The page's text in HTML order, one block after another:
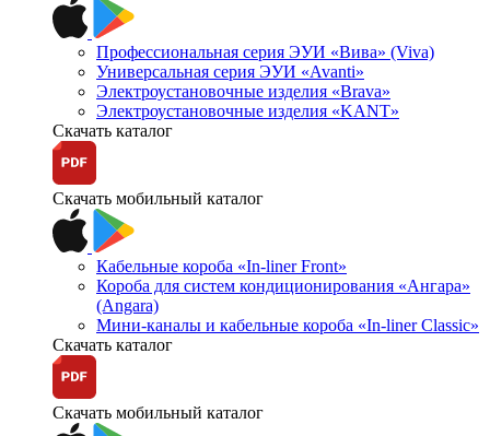
Профессиональная серия ЭУИ «Вива» (Viva)
Универсальная серия ЭУИ «Avanti»
Электроустановочные изделия «Brava»
Электроустановочные изделия «KANT»
Скачать каталог
Скачать мобильный каталог
Кабельные короба «In-liner Front»
Короба для систем кондиционирования «Ангара»
(Angara)
Мини-каналы и кабельные короба «In-liner Classic»
Скачать каталог
Скачать мобильный каталог